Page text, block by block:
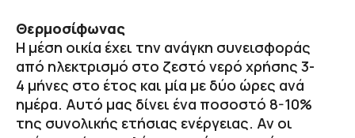
Θερμοσίφωνας
Η μέση οικία έχει την ανάγκη συνεισφοράς
από ηλεκτρισμό στο ζεστό νερό χρήσης 3-
4 μήνες στο έτος και μία με δύο ώρες ανά
ημέρα. Αυτό μας δίνει ένα ποσοστό 8-10%
της συνολικής ετήσιας ενέργειας. Αν οι